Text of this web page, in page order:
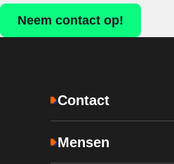
Neem contact op!
Contact
Mensen